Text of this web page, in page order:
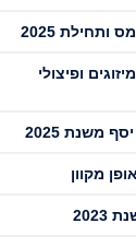
2025
ופיצולי
משנת 2025
מקוון